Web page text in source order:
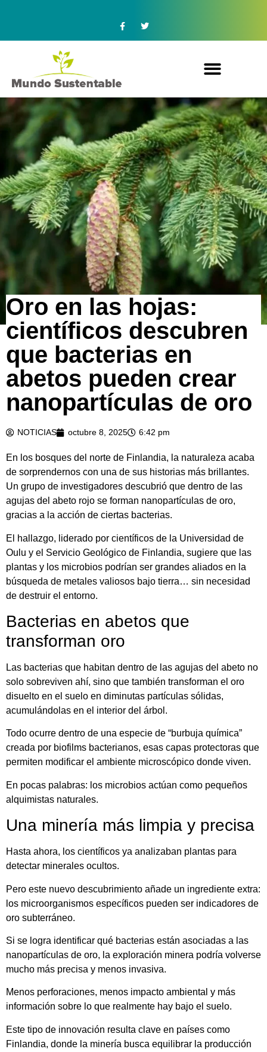
Oro en las hojas:
científicos descubren
que bacterias en
abetos pueden crear
nanopartículas de oro
NOTICIAS octubre 8, 2025 6:42 pm
En los bosques del norte de Finlandia, la naturaleza acaba
de sorprendernos con una de sus historias más brillantes.
Un grupo de investigadores descubrió que dentro de las
agujas del abeto rojo se forman nanopartículas de oro,
gracias a la acción de ciertas bacterias.
El hallazgo, liderado por científicos de la Universidad de
Oulu y el Servicio Geológico de Finlandia, sugiere que las
plantas y los microbios podrían ser grandes aliados en la
búsqueda de metales valiosos bajo tierra… sin necesidad
de destruir el entorno.
Bacterias en abetos que
transforman oro
Las bacterias que habitan dentro de las agujas del abeto no
solo sobreviven ahí, sino que también transforman el oro
disuelto en el suelo en diminutas partículas sólidas,
acumulándolas en el interior del árbol.
Todo ocurre dentro de una especie de “burbuja química”
creada por biofilms bacterianos, esas capas protectoras que
permiten modificar el ambiente microscópico donde viven.
En pocas palabras: los microbios actúan como pequeños
alquimistas naturales.
Una minería más limpia y precisa
Hasta ahora, los científicos ya analizaban plantas para
detectar minerales ocultos.
Pero este nuevo descubrimiento añade un ingrediente extra:
los microorganismos específicos pueden ser indicadores de
oro subterráneo.
Si se logra identificar qué bacterias están asociadas a las
nanopartículas de oro, la exploración minera podría volverse
mucho más precisa y menos invasiva.
Menos perforaciones, menos impacto ambiental y más
información sobre lo que realmente hay bajo el suelo.
Este tipo de innovación resulta clave en países como
Finlandia, donde la minería busca equilibrar la producción